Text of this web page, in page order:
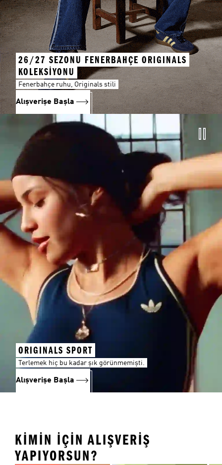
26/27 SEZONU FENERBAHÇE ORIGINALS
KOLEKSİYONU
Fenerbahçe ruhu, Originals stili
Alışverişe Başla
ORIGINALS SPORT
Terlemek hiç bu kadar şık görünmemişti.
Alışverişe Başla
KİMİN İÇİN ALIŞVERİŞ
YAPIYORSUN?